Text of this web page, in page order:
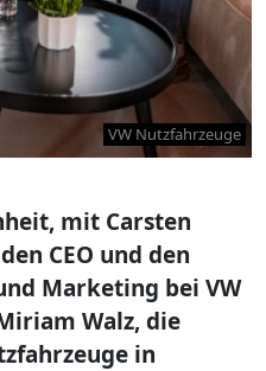
VW Nutzfahrzeuge
mit Carsten
CEO und den
Marketing bei VW
Walz, die
in